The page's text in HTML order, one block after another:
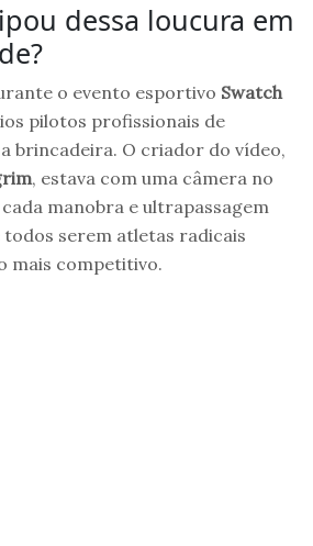
dessa loucura em
o evento esportivo Swatch
pilotos profissionais de
brincadeira. O criador do vídeo,
, estava com uma câmera no
manobra e ultrapassagem
serem atletas radicais
mais competitivo.